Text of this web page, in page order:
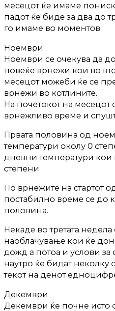
месецот ќе имаме
падот ќе биде за два до
го имаме во моментов.
Ноември
Ноември се очекува да
повеќе врнежи кои во
месецот можеби ќе се
врнежи во котлините.
На почетокот на месецот
врнежливо време и
Првата половина од
температури околу 0
дневни температури кои
степени.
По врнежите на стартот
постабилно време се до
половина.
Некаде во третата
наоблачување кои ќе
дожд а потоа и услови за
наутро ќе бидат неколку
текот на денот
Декември
Декември ќе почне исто